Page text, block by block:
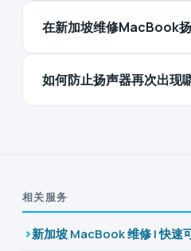
在新加坡维修MacBook
如何防止扬声器再次出现
相关服务
新加坡 MacBook 维修 | 快速